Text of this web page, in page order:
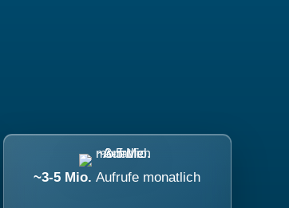
~3-5 Mio.Aufrufe monatlich